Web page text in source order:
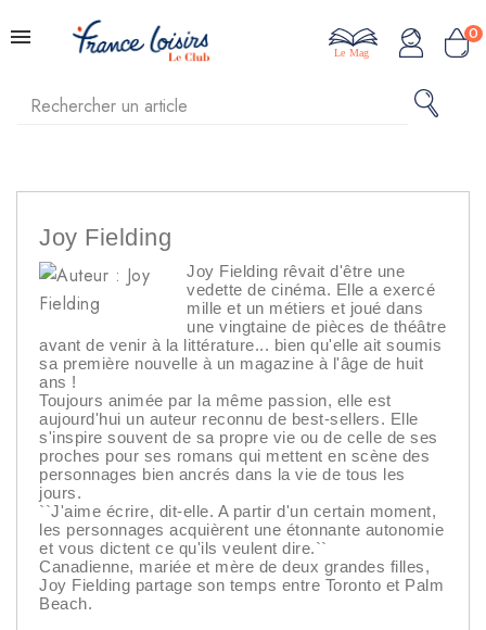
0
Le Mag
Joy Fielding
Joy Fielding rêvait d'être une
vedette de cinéma. Elle a exercé
mille et un métiers et joué dans
une vingtaine de pièces de théâtre
avant de venir à la littérature... bien qu'elle ait soumis
sa première nouvelle à un magazine à l'âge de huit
ans !
Toujours animée par la même passion, elle est
aujourd'hui un auteur reconnu de best-sellers. Elle
s'inspire souvent de sa propre vie ou de celle de ses
proches pour ses romans qui mettent en scène des
personnages bien ancrés dans la vie de tous les
jours.
``J'aime écrire, dit-elle. A partir d'un certain moment,
les personnages acquièrent une étonnante autonomie
et vous dictent ce qu'ils veulent dire.``
Canadienne, mariée et mère de deux grandes filles,
Joy Fielding partage son temps entre Toronto et Palm
Beach.